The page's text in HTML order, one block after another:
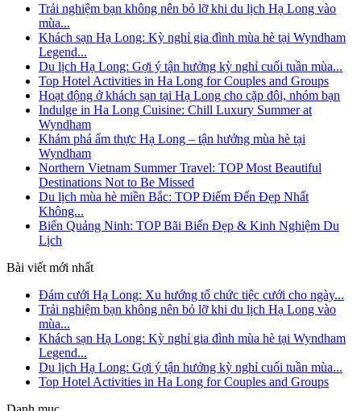
Trải nghiệm bạn không nên bỏ lỡ khi du lịch Hạ Long vào
mùa...
Khách sạn Hạ Long: Kỳ nghỉ gia đình mùa hè tại Wyndham
Legend...
Du lịch Hạ Long: Gợi ý tận hưởng kỳ nghỉ cuối tuần mùa...
Top Hotel Activities in Ha Long for Couples and Groups
Hoạt động ở khách sạn tại Hạ Long cho cặp đôi, nhóm bạn
Indulge in Ha Long Cuisine: Chill Luxury Summer at
Wyndham
Khám phá ẩm thực Hạ Long – tận hưởng mùa hè tại
Wyndham
Northern Vietnam Summer Travel: TOP Most Beautiful
Destinations Not to Be Missed
Du lịch mùa hè miền Bắc: TOP Điểm Đến Đẹp Nhất
Không...
Biển Quảng Ninh: TOP Bãi Biển Đẹp & Kinh Nghiệm Du
Lịch
Bài viết mới nhất
Đám cưới Hạ Long: Xu hướng tổ chức tiệc cưới cho ngày...
Trải nghiệm bạn không nên bỏ lỡ khi du lịch Hạ Long vào
mùa...
Khách sạn Hạ Long: Kỳ nghỉ gia đình mùa hè tại Wyndham
Legend...
Du lịch Hạ Long: Gợi ý tận hưởng kỳ nghỉ cuối tuần mùa...
Top Hotel Activities in Ha Long for Couples and Groups